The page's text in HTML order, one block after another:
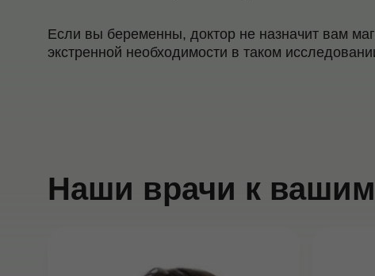
Если вы беременны, доктор не назначит вам
экстренной необходимости в таком
Наши врачи к вашим